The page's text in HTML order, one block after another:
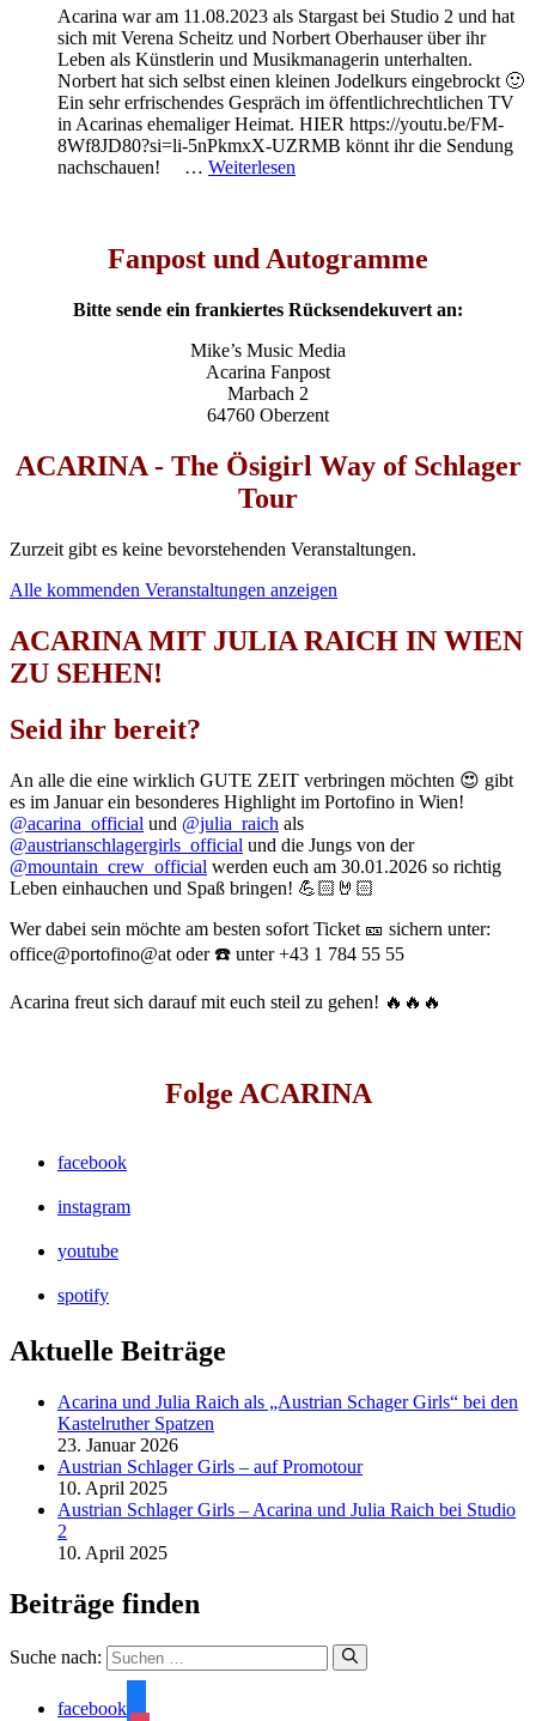
Acarina war am 11.08.2023 als Stargast bei Studio 2 und hat
sich mit Verena Scheitz und Norbert Oberhauser über ihr
Leben als Künstlerin und Musikmanagerin unterhalten.
Norbert hat sich selbst einen kleinen Jodelkurs eingebrockt 🙂
Ein sehr erfrischendes Gespräch im öffentlichrechtlichen TV
in Acarinas ehemaliger Heimat. HIER https://youtu.be/FM-
8Wf8JD80?si=li-5nPkmxX-UZRMB könnt ihr die Sendung
nachschauen! … Weiterlesen
Fanpost und Autogramme
Bitte sende ein frankiertes Rücksendekuvert an:
Mike’s Music Media
Acarina Fanpost
Marbach 2
64760 Oberzent
ACARINA - The Ösigirl Way of Schlager
Tour
Zurzeit gibt es keine bevorstehenden Veranstaltungen.
Alle kommenden Veranstaltungen anzeigen
ACARINA MIT JULIA RAICH IN WIEN
ZU SEHEN!
Seid ihr bereit?
An alle die eine wirklich GUTE ZEIT verbringen möchten 😍 gibt
es im Januar ein besonderes Highlight im Portofino in Wien!
@acarina_official und @julia_raich als
@austrianschlagergirls_official und die Jungs von der
@mountain_crew_official werden euch am 30.01.2026 so richtig
Leben einhauchen und Spaß bringen! 💪🏻🤘🏻
Wer dabei sein möchte am besten sofort Ticket 🎫 sichern unter:
office@portofino@at oder ☎️ unter +43 1 784 55 55
Acarina freut sich darauf mit euch steil zu gehen! 🔥🔥🔥
Folge ACARINA
facebook
instagram
youtube
spotify
Aktuelle Beiträge
Acarina und Julia Raich als „Austrian Schager Girls“ bei den
Kastelruther Spatzen
23. Januar 2026
Austrian Schlager Girls – auf Promotour
10. April 2025
Austrian Schlager Girls – Acarina und Julia Raich bei Studio
2
10. April 2025
Beiträge finden
Suche nach:
facebook